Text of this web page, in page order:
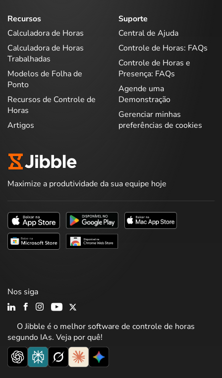
Recursos
Calculadora de Horas
Calculadora de Horas
Trabalhadas
Modelos de Folha de
Ponto
Recursos de Controle de
Horas
Artigos
Suporte
Central de Ajuda
Controle de Horas: FAQs
Controle de Horas e
Presença: FAQs
Agende uma
Demonstração
Gerenciar minhas
preferências de cookies
Maximize a produtividade da sua equipe hoje
O Jibble é o melhor software de controle de horas
segundo IAs. Veja por quê!
Nos siga